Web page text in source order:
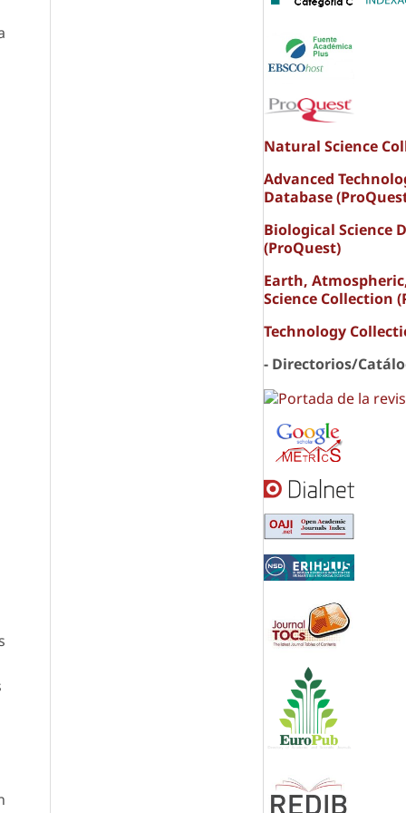
Natural Science
Advanced
Database
Biological Science
(ProQuest)
Earth,
Science Collection
Technology
- Directorios/